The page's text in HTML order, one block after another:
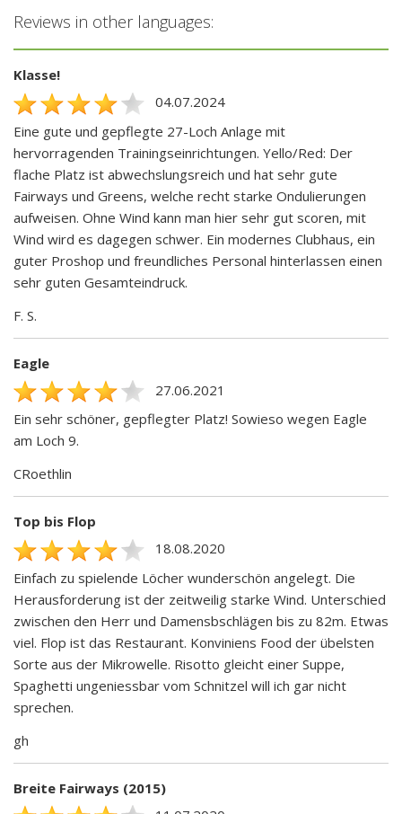
Reviews in other languages:
Klasse!
04.07.2024
Eine gute und gepflegte 27-Loch Anlage mit
hervorragenden Trainingseinrichtungen. Yello/Red: Der
flache Platz ist abwechslungsreich und hat sehr gute
Fairways und Greens, welche recht starke Ondulierungen
aufweisen. Ohne Wind kann man hier sehr gut scoren, mit
Wind wird es dagegen schwer. Ein modernes Clubhaus, ein
guter Proshop und freundliches Personal hinterlassen einen
sehr guten Gesamteindruck.
F. S.
Eagle
27.06.2021
Ein sehr schöner, gepflegter Platz! Sowieso wegen Eagle
am Loch 9.
CRoethlin
Top bis Flop
18.08.2020
Einfach zu spielende Löcher wunderschön angelegt. Die
Herausforderung ist der zeitweilig starke Wind. Unterschied
zwischen den Herr und Damensbschlägen bis zu 82m. Etwas
viel. Flop ist das Restaurant. Konviniens Food der übelsten
Sorte aus der Mikrowelle. Risotto gleicht einer Suppe,
Spaghetti ungeniessbar vom Schnitzel will ich gar nicht
sprechen.
gh
Breite Fairways (2015)